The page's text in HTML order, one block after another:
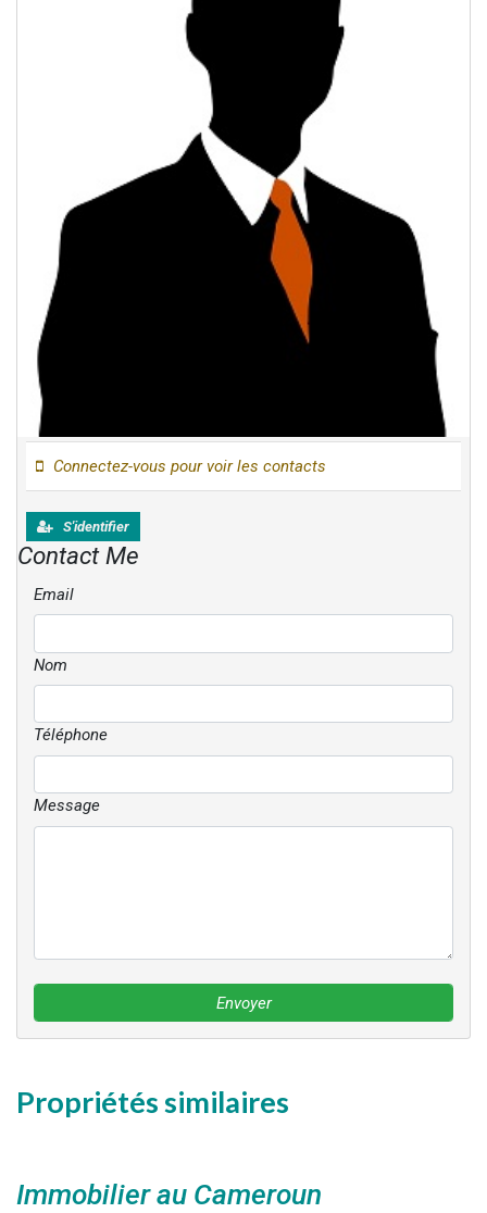
Connectez-vous pour voir les contacts
S'identifier
Contact Me
Email
Nom
Téléphone
Message
Envoyer
Propriétés similaires
Immobilier au Cameroun